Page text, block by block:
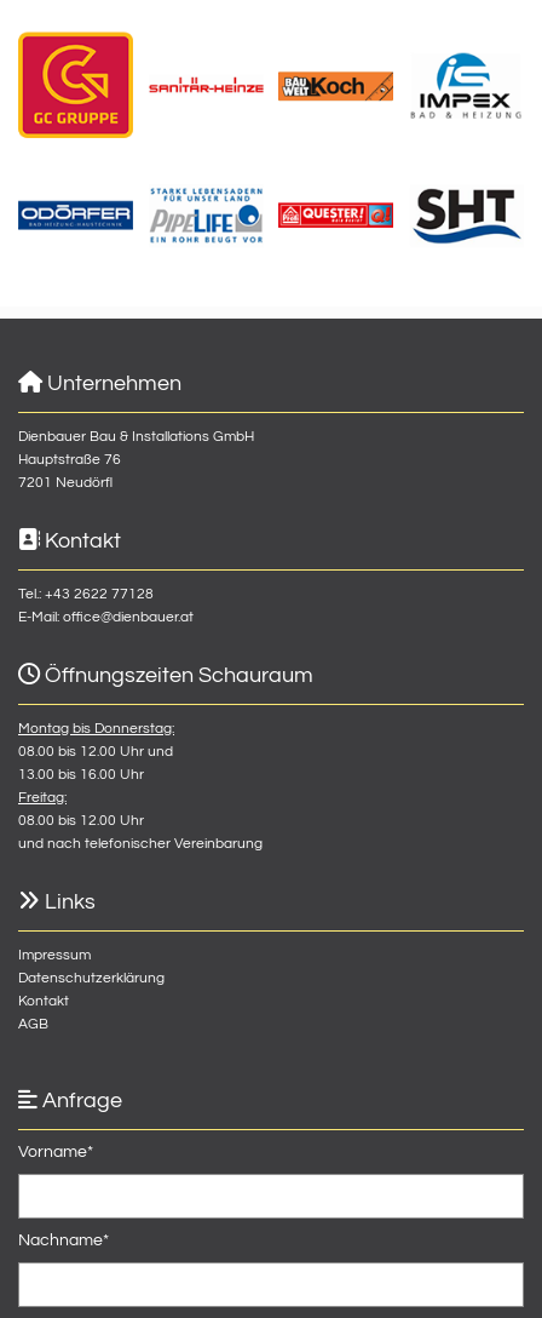
 Unternehmen
Dienbauer Bau & Installations GmbH
Hauptstraße 76
7201 Neudörfl
 Kontakt
Tel.: +43 2622 77128
E-Mail: office@dienbauer.at
Öffnungszeiten Schauraum
Montag bis Donnerstag:
08.00 bis 12.00 Uhr und
13.00 bis 16.00 Uhr
Freitag:
08.00 bis 12.00 Uhr
und nach telefonischer Vereinbarung
 Links
Impressum
Datenschutzerklärung
Kontakt
AGB
 Anfrage
Vorname*
Nachname*